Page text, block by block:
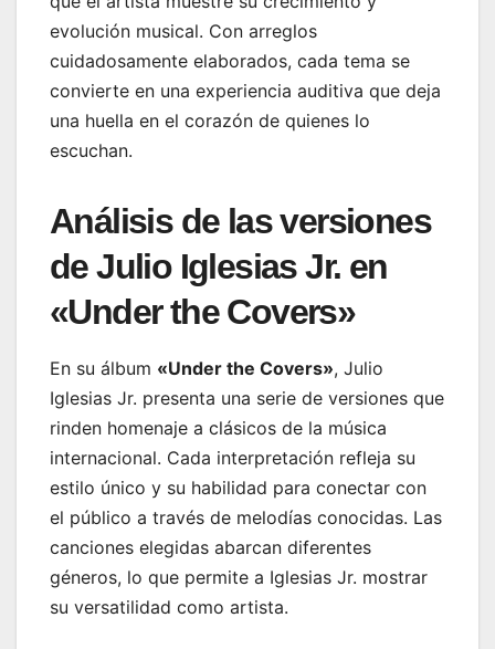
evolución musical. Con arreglos
cuidadosamente elaborados, cada tema se
convierte en una experiencia auditiva que deja
una huella en el corazón de quienes lo
escuchan.
Análisis de las versiones
de Julio Iglesias Jr. en
«Under the Covers»
En su álbum «Under the Covers», Julio
Iglesias Jr. presenta una serie de versiones que
rinden homenaje a clásicos de la música
internacional. Cada interpretación refleja su
estilo único y su habilidad para conectar con
el público a través de melodías conocidas. Las
canciones elegidas abarcan diferentes
géneros, lo que permite a Iglesias Jr. mostrar
su versatilidad como artista.